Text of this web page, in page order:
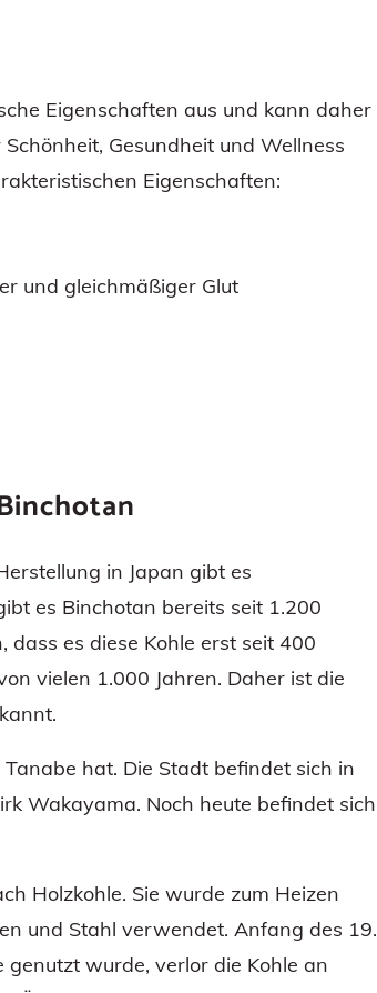
Eigenschaften aus und kann daher
Gesundheit und Wellness
Eigenschaften:
und gleichmäßiger Glut
in Japan gibt es
es Binchotan bereits seit 1.200
es diese Kohle erst seit 400
vielen 1.000 Jahren. Daher ist die
hat. Die Stadt befindet sich in
Wakayama. Noch heute befindet sich
Holzkohle. Sie wurde zum Heizen
und Stahl verwendet. Anfang des 19.
wurde, verlor die Kohle an